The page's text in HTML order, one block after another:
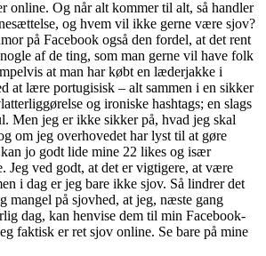
online. Og når alt kommer til alt, så handler
og hvem vil ikke gerne være sjov?
på Facebook også den fordel, at det rent
af de ting, som man gerne vil have folk
at man har købt en læderjakke i
at lære portugisisk – alt sammen i en sikker
og ironiske hashtags; en slags
Men jeg er ikke sikker på, hvad jeg skal
om jeg overhovedet har lyst til at gøre
jo godt lide mine 22 likes og især
Jeg ved godt, at det er vigtigere, at være
i dag er jeg bare ikke sjov. Så lindrer det
mangel på sjovhed, at jeg, næste gang
dag, kan henvise dem til min Facebook-
faktisk er ret sjov online. Se bare på mine